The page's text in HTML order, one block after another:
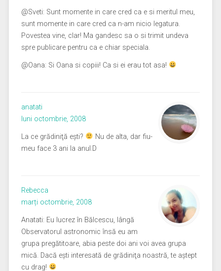
@Sveti: Sunt momente in care cred ca e si meritul meu,
sunt momente in care cred ca n-am nicio legatura.
Povestea vine, clar! Ma gandesc sa o si trimit undeva
spre publicare pentru ca e chiar speciala.
@Oana: Si Oana si copiii! Ca si ei erau tot asa!
anatati
luni octombrie, 2008
La ce grădiniţă eşti?
Nu de alta, dar fiu-
meu face 3 ani la anul:D
Rebecca
marți octombrie, 2008
Anatati: Eu lucrez în Bălcescu, lângă
Observatorul astronomic însă eu am
grupa pregătitoare, abia peste doi ani voi avea grupa
mică. Dacă eşti interesată de grădiniţa noastră, te aştept
cu drag!